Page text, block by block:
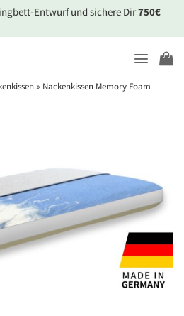
Entwurf und sichere Dir750€
» Nackenkissen Memory Foam